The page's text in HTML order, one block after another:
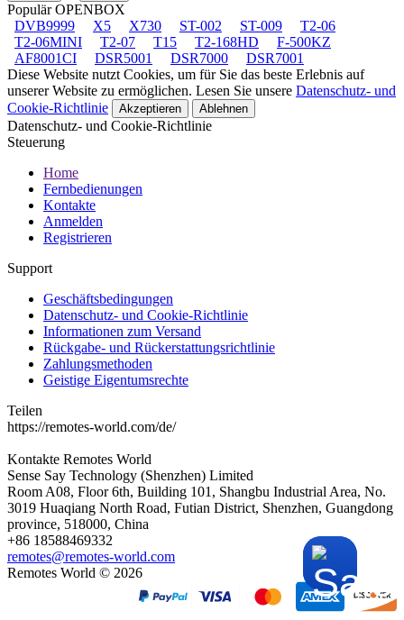
Populär OPENBOX
DVB9999
X5 X730 ST-002 ST-009
T2-06
T2-06MINI
T2-07 T15 T2-168HD
F-500KZ
AF8001CI
DSR5001 DSR7000
DSR7001
Diese Website nutzt Cookies, um für Sie das beste Erlebnis auf
unserer Website zu ermöglichen. Lesen Sie unsere Datenschutz- und
Cookie-Richtlinie
Akzeptieren Ablehnen
Datenschutz- und Cookie-Richtlinie
Steuerung
Home
Fernbedienungen
Kontakte
Anmelden
Registrieren
Support
Geschäftsbedingungen
Datenschutz- und Cookie-Richtlinie
Informationen zum Versand
Rückgabe- und Rückerstattungsrichtlinie
Zahlungsmethoden
Geistige Eigentumsrechte
Teilen
https://remotes-world.com/de/
Kontakte Remotes World
Sense Say Technology (Shenzhen) Limited
Room A08, Floor 6th, Building 101, Shangbu Industrial Area, No.
3019 Huaqiang North Road, Futian District, Shenzhen, Guangdong
province, 518000, China
+86 18588469332
remotes@remotes-world.com
Remotes World © 2026